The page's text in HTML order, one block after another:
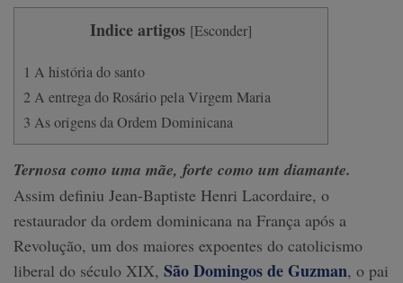
Indice artigos [Esconder]
1 A história do santo
2A entrega do Rosário pela Virgem Maria
3 As origens da Ordem Dominicana
Ternosa como uma mãe, forte como um diamante.
Assim definiu Jean-Baptiste Henri Lacordaire, o
restaurador da ordem dominicana na França após a
Revolução, um dos maiores expoentes do catolicismo
liberal do século XIX, São Domingos de Guzman, o pai